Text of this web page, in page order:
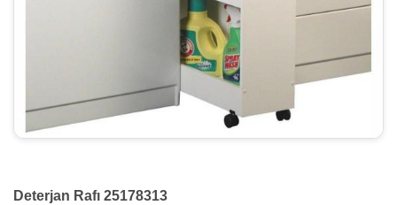
Deterjan Rafı 25178313